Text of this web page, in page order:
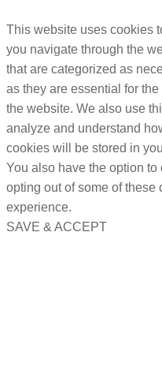
This website uses cookies
you navigate through the
that are categorized as
as they are essential for
the website. We also use
analyze and understand
cookies will be stored in
You also have the option
opting out of some of these
experience.
SAVE & ACCEPT